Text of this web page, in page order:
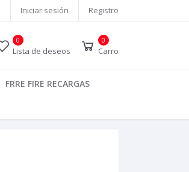
Iniciar sesión Registro
0
Lista de deseos
0
Carro
FRRE FIRE RECARGAS